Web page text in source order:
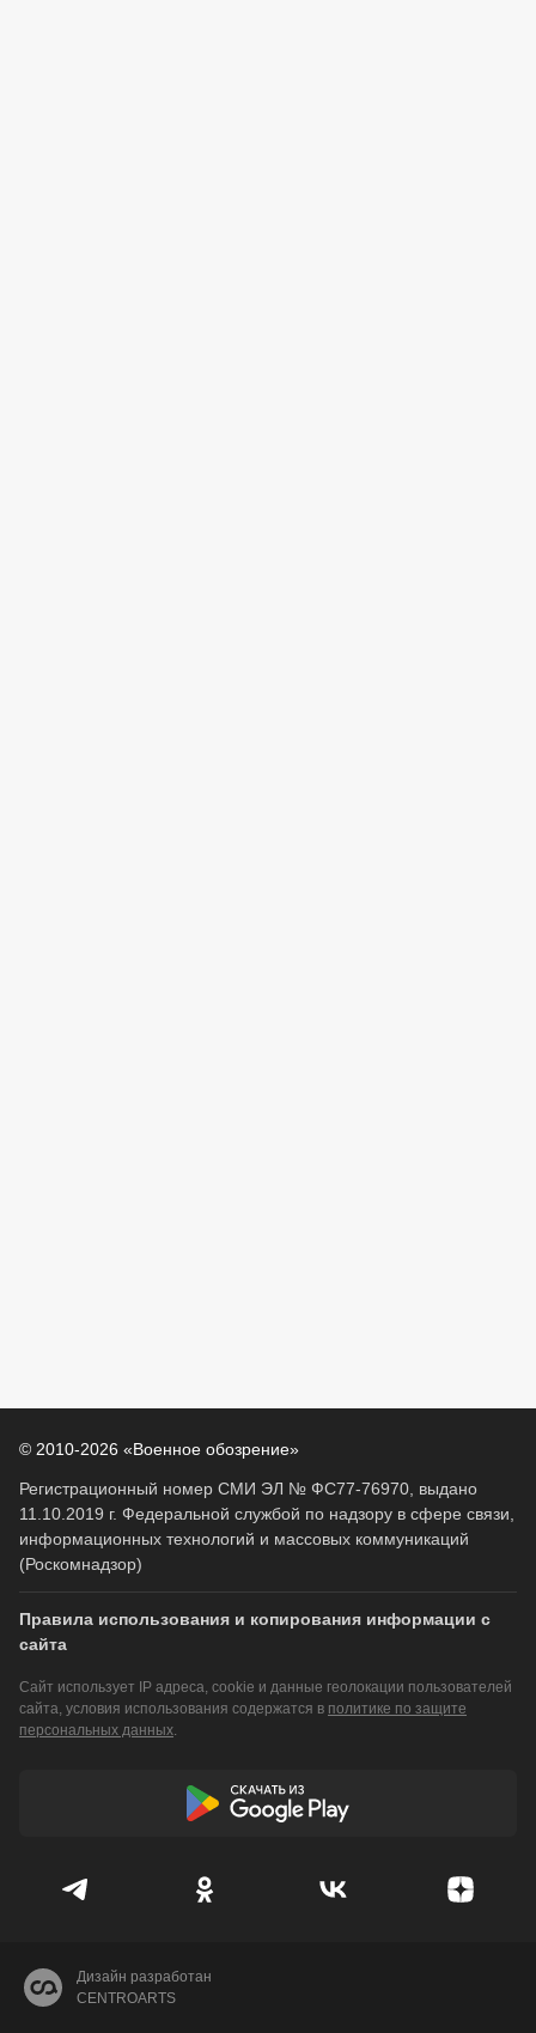
© 2010-2026 «Военное обозрение»
Регистрационный номер СМИ ЭЛ № ФС77-76970, выдано
11.10.2019 г. Федеральной службой по надзору в сфере связи,
информационных технологий и массовых коммуникаций
(Роскомнадзор)
Правила использования и копирования информации с
сайта
Сайт использует IP адреса, cookie и данные геолокации пользователей
сайта, условия использования содержатся в политике по защите
персональных данных.
Дизайн разработан
CENTROARTS